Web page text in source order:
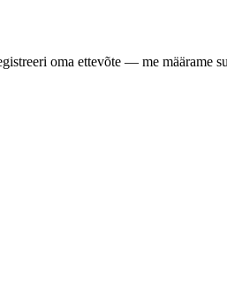
oma ettevõte — me määrame